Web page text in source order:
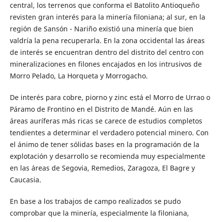
central, los terrenos que conforma el Batolito Antioqueño
revisten gran interés para la minería filoniana; al sur, en la
región de Sansón - Nariño existió una minería que bien
valdría la pena recuperarla. En la zona occidental las áreas
de interés se encuentran dentro del distrito del centro con
mineralizaciones en filones encajados en los intrusivos de
Morro Pelado, La Horqueta y Morrogacho.
De interés para cobre, piorno y zinc está el Morro de Urrao o
Páramo de Frontino en el Distrito de Mandé. Aún en las
áreas auríferas más ricas se carece de estudios completos
tendientes a determinar el verdadero potencial minero. Con
el ánimo de tener sólidas bases en la programación de la
explotación y desarrollo se recomienda muy especialmente
en las áreas de Segovia, Remedios, Zaragoza, El Bagre y
Caucasia.
En base a los trabajos de campo realizados se pudo
comprobar que la minería, especialmente la filoniana,